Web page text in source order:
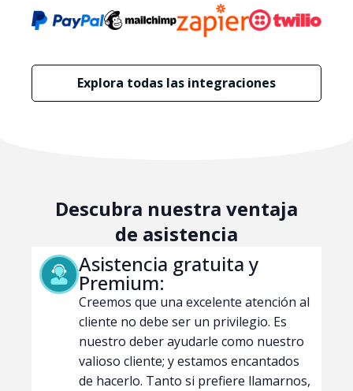
Explora todas las integraciones
Descubra nuestra ventaja
de asistencia
Asistencia gratuita y
Premium:
Creemos que una excelente atención al
cliente no debe ser un privilegio. Es
nuestro deber ayudarle como nuestro
valioso cliente; y estamos encantados
de hacerlo. Tanto si prefiere llamarnos,